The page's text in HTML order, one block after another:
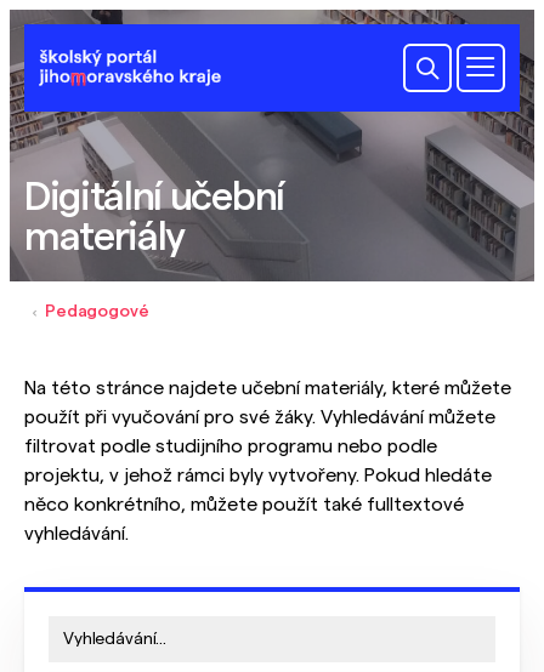
Digitální učební
materiály
Pedagogové
Na této stránce najdete učební materiály, které můžete
použít při vyučování pro své žáky. Vyhledávání můžete
filtrovat podle studijního programu nebo podle
projektu, v jehož rámci byly vytvořeny. Pokud hledáte
něco konkrétního, můžete použít také fulltextové
vyhledávání.